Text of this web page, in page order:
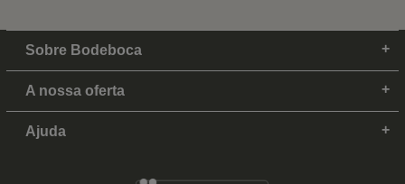
Sobre Bodeboca
A nossa oferta
Ajuda